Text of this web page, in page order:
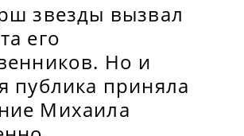
звезды вызвал
его
Но и
публика приняла
Михаила